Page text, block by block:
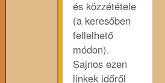
és közzététele
(a keresőben
fellelhető
módon).
Sajnos ezen
linkek időről